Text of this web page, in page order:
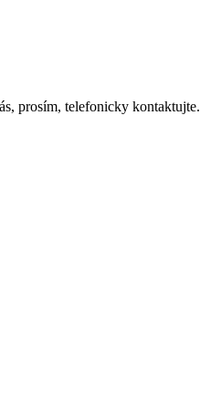
prosím, telefonicky kontaktujte.